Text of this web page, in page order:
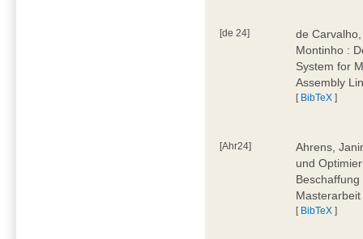
[de 24]
de
Montinho :
System for
Assembly
[ BibTeX ]
[Ahr24]
Ahrens,
und
[ BibTeX ]